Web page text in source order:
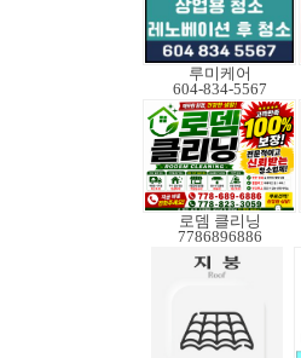
루미케어
604-834-5567
로뎀 클리닝
7786896886